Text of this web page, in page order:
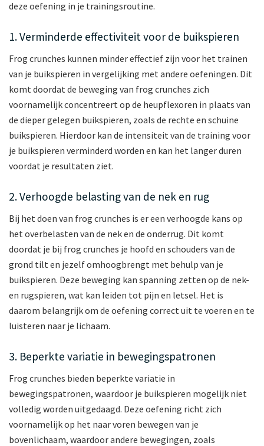
deze oefening in je trainingsroutine.
1. Verminderde effectiviteit voor de buikspieren
Frog crunches kunnen minder effectief zijn voor het trainen
van je buikspieren in vergelijking met andere oefeningen. Dit
komt doordat de beweging van frog crunches zich
voornamelijk concentreert op de heupflexoren in plaats van
de dieper gelegen buikspieren, zoals de rechte en schuine
buikspieren. Hierdoor kan de intensiteit van de training voor
je buikspieren verminderd worden en kan het langer duren
voordat je resultaten ziet.
2. Verhoogde belasting van de nek en rug
Bij het doen van frog crunches is er een verhoogde kans op
het overbelasten van de nek en de onderrug. Dit komt
doordat je bij frog crunches je hoofd en schouders van de
grond tilt en jezelf omhoogbrengt met behulp van je
buikspieren. Deze beweging kan spanning zetten op de nek-
en rugspieren, wat kan leiden tot pijn en letsel. Het is
daarom belangrijk om de oefening correct uit te voeren en te
luisteren naar je lichaam.
3. Beperkte variatie in bewegingspatronen
Frog crunches bieden beperkte variatie in
bewegingspatronen, waardoor je buikspieren mogelijk niet
volledig worden uitgedaagd. Deze oefening richt zich
voornamelijk op het naar voren bewegen van je
bovenlichaam, waardoor andere bewegingen, zoals